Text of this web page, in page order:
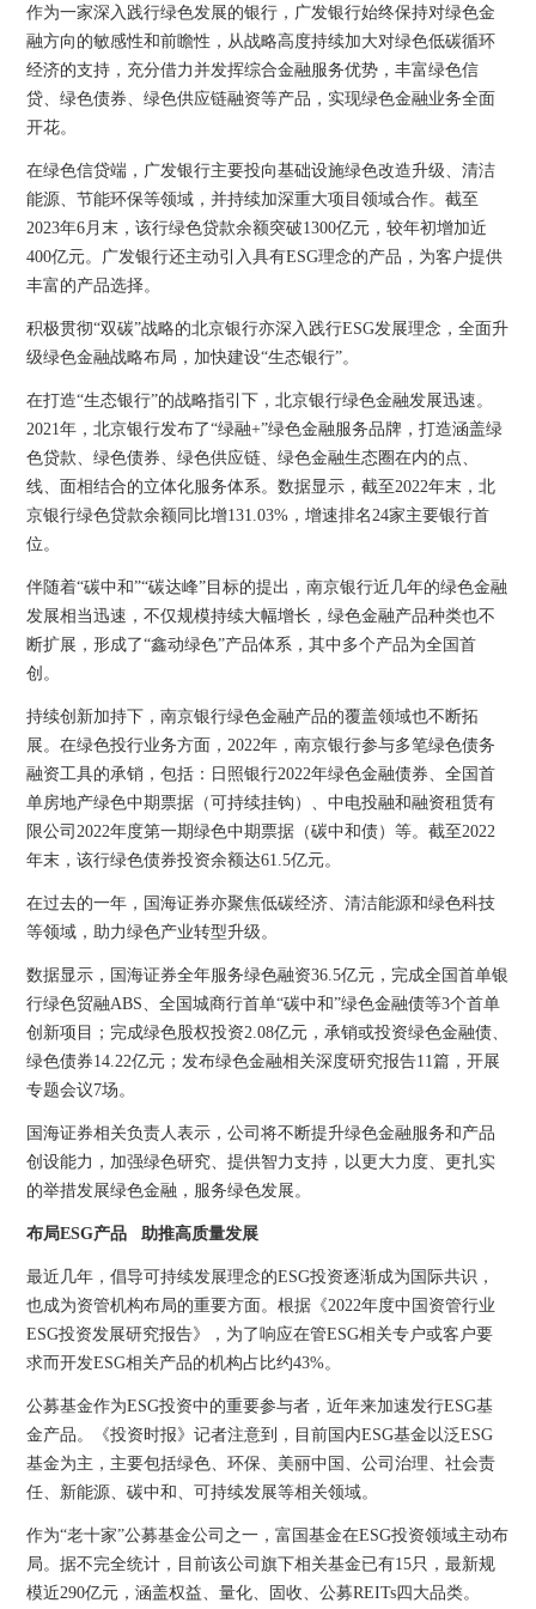
作为一家深入践行绿色发展的银行，广发银行始终保持对绿色金
融方向的敏感性和前瞻性，从战略高度持续加大对绿色低碳循环
经济的支持，充分借力并发挥综合金融服务优势，丰富绿色信
贷、绿色债券、绿色供应链融资等产品，实现绿色金融业务全面
开花。
在绿色信贷端，广发银行主要投向基础设施绿色改造升级、清洁
能源、节能环保等领域，并持续加深重大项目领域合作。截至
2023年6月末，该行绿色贷款余额突破1300亿元，较年初增加近
400亿元。广发银行还主动引入具有ESG理念的产品，为客户提供
丰富的产品选择。
积极贯彻“双碳”战略的北京银行亦深入践行ESG发展理念，全面升
级绿色金融战略布局，加快建设“生态银行”。
在打造“生态银行”的战略指引下，北京银行绿色金融发展迅速。
2021年，北京银行发布了“绿融+”绿色金融服务品牌，打造涵盖绿
色贷款、绿色债券、绿色供应链、绿色金融生态圈在内的点、
线、面相结合的立体化服务体系。数据显示，截至2022年末，北
京银行绿色贷款余额同比增131.03%，增速排名24家主要银行首
位。
伴随着“碳中和”“碳达峰”目标的提出，南京银行近几年的绿色金融
发展相当迅速，不仅规模持续大幅增长，绿色金融产品种类也不
断扩展，形成了“鑫动绿色”产品体系，其中多个产品为全国首
创。
持续创新加持下，南京银行绿色金融产品的覆盖领域也不断拓
展。在绿色投行业务方面，2022年，南京银行参与多笔绿色债务
融资工具的承销，包括：日照银行2022年绿色金融债券、全国首
单房地产绿色中期票据（可持续挂钩）、中电投融和融资租赁有
限公司2022年度第一期绿色中期票据（碳中和债）等。截至2022
年末，该行绿色债券投资余额达61.5亿元。
在过去的一年，国海证券亦聚焦低碳经济、清洁能源和绿色科技
等领域，助力绿色产业转型升级。
数据显示，国海证券全年服务绿色融资36.5亿元，完成全国首单银
行绿色贸融ABS、全国城商行首单“碳中和”绿色金融债等3个首单
创新项目；完成绿色股权投资2.08亿元，承销或投资绿色金融债、
绿色债券14.22亿元；发布绿色金融相关深度研究报告11篇，开展
专题会议7场。
国海证券相关负责人表示，公司将不断提升绿色金融服务和产品
创设能力，加强绿色研究、提供智力支持，以更大力度、更扎实
的举措发展绿色金融，服务绿色发展。
布局ESG产品 助推高质量发展
最近几年，倡导可持续发展理念的ESG投资逐渐成为国际共识，
也成为资管机构布局的重要方面。根据《2022年度中国资管行业
ESG投资发展研究报告》，为了响应在管ESG相关专户或客户要
求而开发ESG相关产品的机构占比约43%。
公募基金作为ESG投资中的重要参与者，近年来加速发行ESG基
金产品。《投资时报》记者注意到，目前国内ESG基金以泛ESG
基金为主，主要包括绿色、环保、美丽中国、公司治理、社会责
任、新能源、碳中和、可持续发展等相关领域。
作为“老十家”公募基金公司之一，富国基金在ESG投资领域主动布
局。据不完全统计，目前该公司旗下相关基金已有15只，最新规
模近290亿元，涵盖权益、量化、固收、公募REITs四大品类。